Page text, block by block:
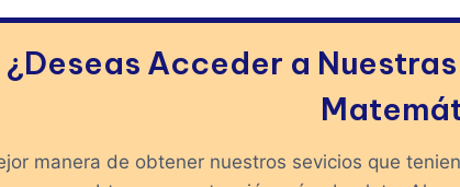
¿Deseas Acceder a
manera de obtener nuestros sevicios que